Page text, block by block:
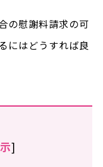
の慰謝料請求の可
にはどうすれば良
]